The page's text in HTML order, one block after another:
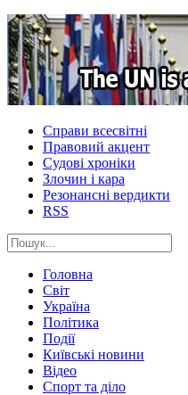
Справи всесвітні
Правовий акцент
Судові хроніки
Злочин і кара
Резонансні вердикти
RSS
Головна
Світ
Україна
Політика
Події
Київські новини
Відео
Спорт та діло